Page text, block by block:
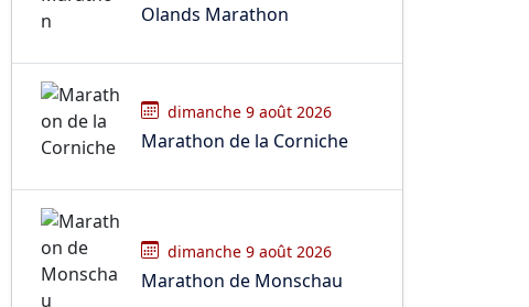
Olands Marathon
dimanche 9 août 2026
Marathon de la Corniche
dimanche 9 août 2026
Marathon de Monschau